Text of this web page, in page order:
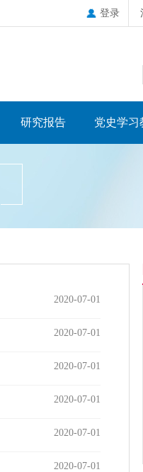
登录
研究报告 党史学习
2020-07-01
2020-07-01
2020-07-01
2020-07-01
2020-07-01
2020-07-01